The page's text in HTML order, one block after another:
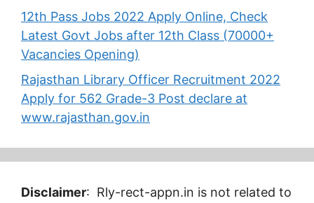
12th Pass Jobs 2022 Apply Online, Check
Latest Govt Jobs after 12th Class (70000+
Vacancies Opening)
Rajasthan Library Officer Recruitment 2022
Apply for 562 Grade-3 Post declare at
www.rajasthan.gov.in
Disclaimer: Rly-rect-appn.in is not related to